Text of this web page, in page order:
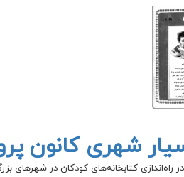
شهری کانون
راه‌اندازی کتابخانه‌های کودکان در